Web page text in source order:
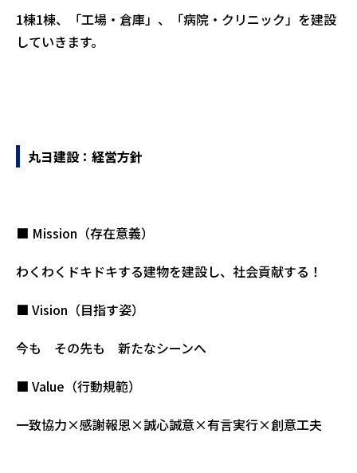
1棟1棟、「工場・倉庫」、「病院・クリニック」を建設
していきます。
丸ヨ建設：経営方針
■ Mission（存在意義）
わくわくドキドキする建物を建設し、社会貢献する！
■ Vision（目指す姿）
今も その先も 新たなシーンへ
■ Value（行動規範）
一致協力×感謝報恩×誠心誠意×有言実行×創意工夫